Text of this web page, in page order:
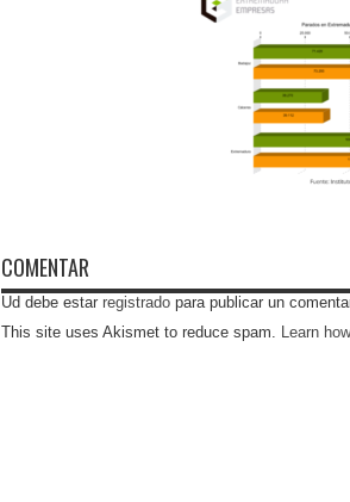
COMENTAR
Ud debe estar registradopara publicar un
This site uses Akismet to reduce spam. Learn